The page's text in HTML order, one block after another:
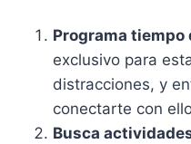
Programa tiempo
exclusivo para
distracciones, y
conectarte con
Busca